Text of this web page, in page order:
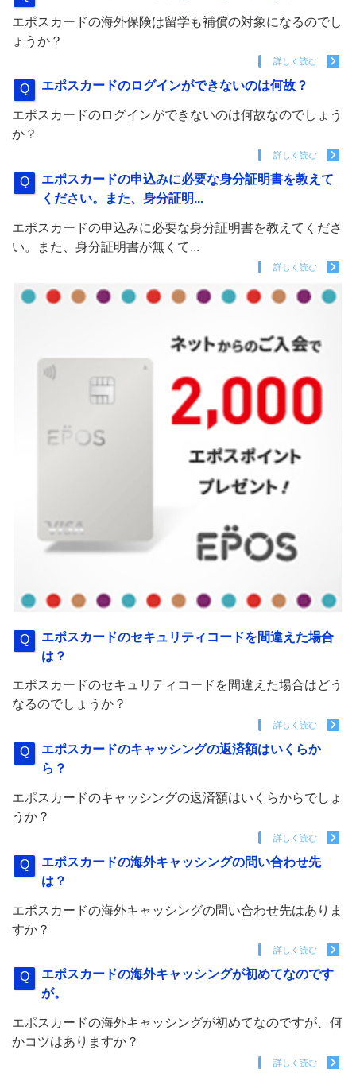
エポスカードの海外保険は留学も補償の対象になるのでし
ょうか？
詳しく読む
エポスカードのログインができないのは何故？
エポスカードのログインができないのは何故なのでしょう
か？
詳しく読む
エポスカードの申込みに必要な身分証明書を教えて
ください。また、身分証明...
エポスカードの申込みに必要な身分証明書を教えてくださ
い。また、身分証明書が無くて...
詳しく読む
エポスカードのセキュリティコードを間違えた場合
は？
エポスカードのセキュリティコードを間違えた場合はどう
なるのでしょうか？
詳しく読む
エポスカードのキャッシングの返済額はいくらか
ら？
エポスカードのキャッシングの返済額はいくらからでしょ
うか？
詳しく読む
エポスカードの海外キャッシングの問い合わせ先
は？
エポスカードの海外キャッシングの問い合わせ先はありま
すか？
詳しく読む
エポスカードの海外キャッシングが初めてなのです
が。
エポスカードの海外キャッシングが初めてなのですが、何
かコツはありますか？
詳しく読む